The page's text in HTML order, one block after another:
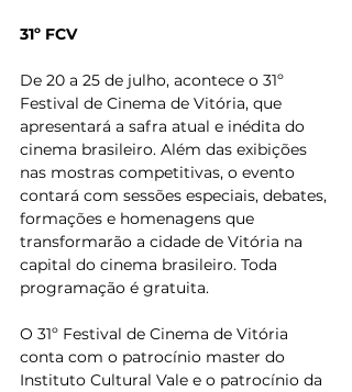
31º FCV
De 20 a 25 de julho, acontece o 31º
Festival de Cinema de Vitória, que
apresentará a safra atual e inédita do
cinema brasileiro. Além das exibições
nas mostras competitivas, o evento
contará com sessões especiais, debates,
formações e homenagens que
transformarão a cidade de Vitória na
capital do cinema brasileiro. Toda
programação é gratuita.
O 31º Festival de Cinema de Vitória
conta com o patrocínio master do
Instituto Cultural Vale e o patrocínio da